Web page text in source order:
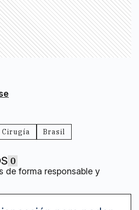
Cirugía Brasil
0
de forma responsable y